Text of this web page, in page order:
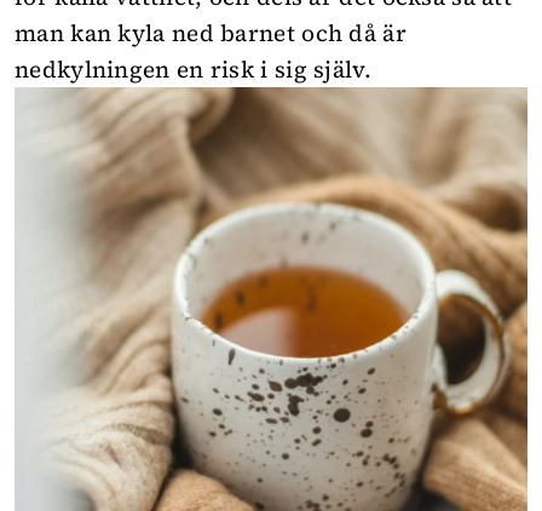
man kan kyla ned barnet och då är
nedkylningen en risk i sig själv.